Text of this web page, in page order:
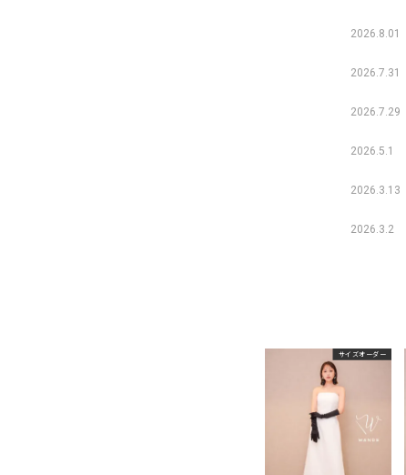
2026.8.01
2026.7.31
2026.7.29
2026.5.1
2026.3.13
2026.3.2
サイズオーダー